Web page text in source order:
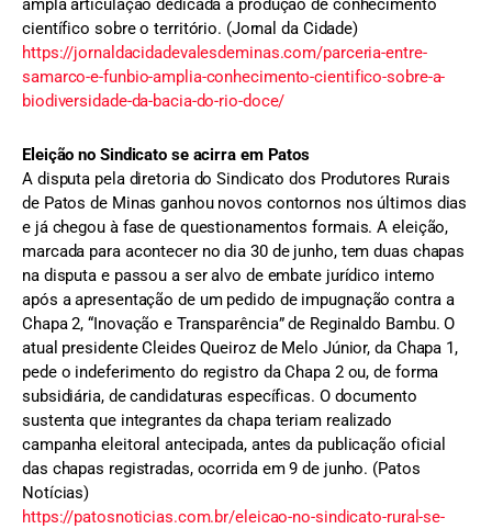
ampla articulação dedicada à produção de conhecimento
científico sobre o território. (Jornal da Cidade)
https://jornaldacidadevalesdeminas.com/parceria-entre-
samarco-e-funbio-amplia-conhecimento-cientifico-sobre-a-
biodiversidade-da-bacia-do-rio-doce/
Eleição no Sindicato se acirra em Patos
A disputa pela diretoria do Sindicato dos Produtores Rurais
de Patos de Minas ganhou novos contornos nos últimos dias
e já chegou à fase de questionamentos formais. A eleição,
marcada para acontecer no dia 30 de junho, tem duas chapas
na disputa e passou a ser alvo de embate jurídico interno
após a apresentação de um pedido de impugnação contra a
Chapa 2, “Inovação e Transparência” de Reginaldo Bambu. O
atual presidente Cleides Queiroz de Melo Júnior, da Chapa 1,
pede o indeferimento do registro da Chapa 2 ou, de forma
subsidiária, de candidaturas específicas. O documento
sustenta que integrantes da chapa teriam realizado
campanha eleitoral antecipada, antes da publicação oficial
das chapas registradas, ocorrida em 9 de junho. (Patos
Notícias)
https://patosnoticias.com.br/eleicao-no-sindicato-rural-se-